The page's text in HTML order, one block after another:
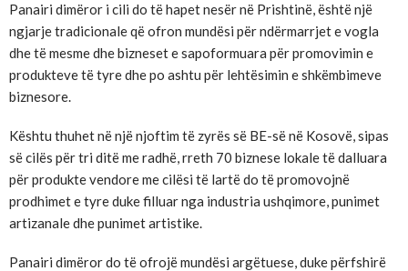
Panairi dimëror i cili do të hapet nesër në Prishtinë, është një
ngjarje tradicionale që ofron mundësi për ndërmarrjet e vogla
dhe të mesme dhe bizneset e sapoformuara për promovimin e
produkteve të tyre dhe po ashtu për lehtësimin e shkëmbimeve
biznesore.
Kështu thuhet në një njoftim të zyrës së BE-së në Kosovë, sipas
së cilës për tri ditë me radhë, rreth 70 biznese lokale të dalluara
për produkte vendore me cilësi të lartë do të promovojnë
prodhimet e tyre duke filluar nga industria ushqimore, punimet
artizanale dhe punimet artistike.
Panairi dimëror do të ofrojë mundësi argëtuese, duke përfshirë